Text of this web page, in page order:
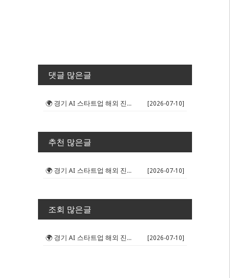
댓글 많은글
🌍 경기 AI 스타트업 해외 진출 판... [2026-07-10]
추천 많은글
🌍 경기 AI 스타트업 해외 진출 판... [2026-07-10]
조회 많은글
🌍 경기 AI 스타트업 해외 진출 판... [2026-07-10]